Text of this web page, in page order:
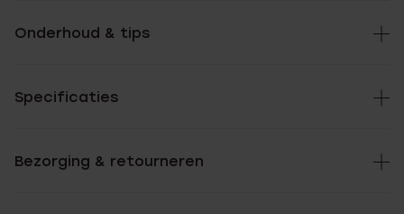
Onderhoud & tips
Specificaties
Bezorging & retourneren